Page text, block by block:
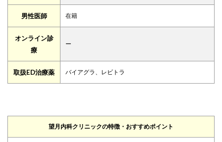
男性医師 在籍
オンライン診
療
ー
取扱ED治療薬 バイアグラ、レビトラ
望月内科クリニックの特徴・おすすめポイント